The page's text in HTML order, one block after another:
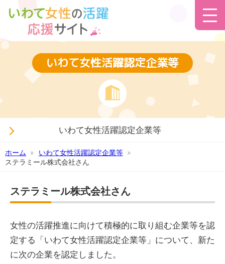
いわて女性活躍認定企業等
いわて女性活躍認定企業等
ホーム
いわて女性活躍認定企業等
ステラミール株式会社さん
ステラミール株式会社さん
女性の活躍推進に向けて積極的に取り組む企業等を認
定する「いわて女性活躍認定企業等」について、新た
に次の企業を認定しました。